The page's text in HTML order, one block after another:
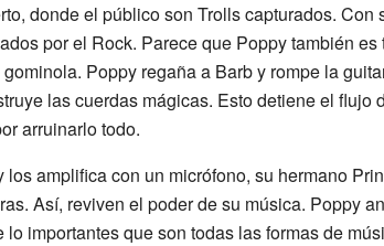
donde el público son Trolls capturados. Con
por el Rock. Parece que Poppy también
Poppy regaña a Barb y rompe la
las cuerdas mágicas. Esto detiene el flujo
arruinarlo todo.
amplifica con un micrófono, su hermano
Así, reviven el poder de su música. Poppy
importantes que son todas las formas de